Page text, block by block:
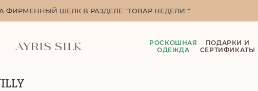
ФИРМЕННЫЙ ШЕЛК В РАЗДЕЛЕ "ТОВАР НЕДЕЛИ"*
РОСКОШНАЯ
ОДЕЖДА
ПОДАРКИ И
СЕРТИФИКАТЫ